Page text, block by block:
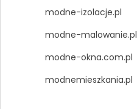
modne-izolacje.pl
modne-malowanie.pl
modne-okna.com.pl
modnemieszkania.pl